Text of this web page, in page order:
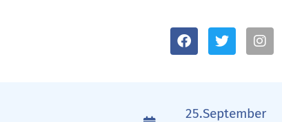
25.September